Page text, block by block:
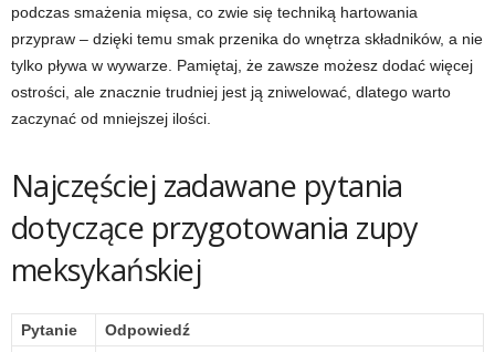
podczas smażenia mięsa, co zwie się techniką hartowania
przypraw – dzięki temu smak przenika do wnętrza składników, a nie
tylko pływa w wywarze. Pamiętaj, że zawsze możesz dodać więcej
ostrości, ale znacznie trudniej jest ją zniwelować, dlatego warto
zaczynać od mniejszej ilości.
Najczęściej zadawane pytania
dotyczące przygotowania zupy
meksykańskiej
Pytanie Odpowiedź